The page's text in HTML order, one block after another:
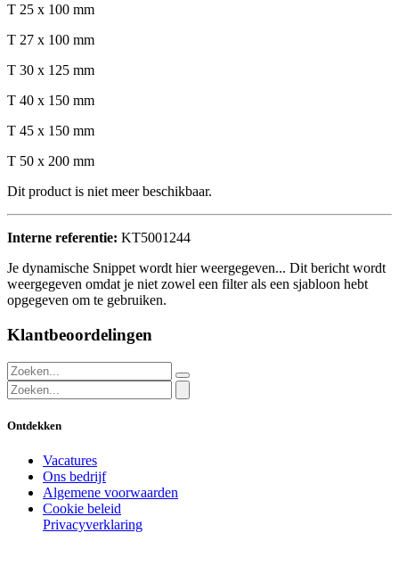
T 25 x 100 mm
T 27 x 100 mm
T 30 x 125 mm
T 40 x 150 mm
T 45 x 150 mm
T 50 x 200 mm
Dit product is niet meer beschikbaar.
Interne referentie: KT5001244
Je dynamische Snippet wordt hier weergegeven... Dit bericht wordt
weergegeven omdat je niet zowel een filter als een sjabloon hebt
opgegeven om te gebruiken.
Klantbeoordelingen
Ontdekken
Vacatures
Ons bedrijf
Algemene voorwaarden
Cookie beleid
Privacyverklaring